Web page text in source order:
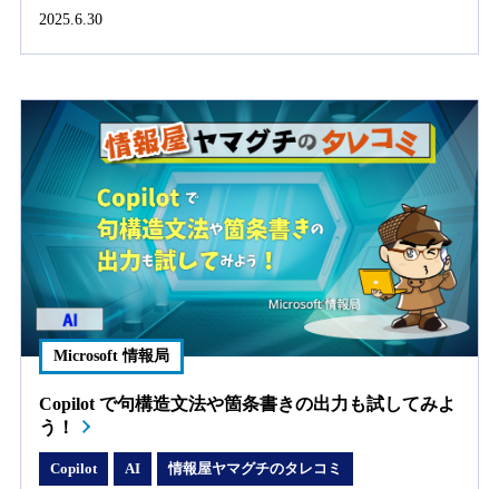
2025.6.30
Microsoft 情報局
Copilot で句構造文法や箇条書きの出力も試してみよ
う！
Copilot AI 情報屋ヤマグチのタレコミ